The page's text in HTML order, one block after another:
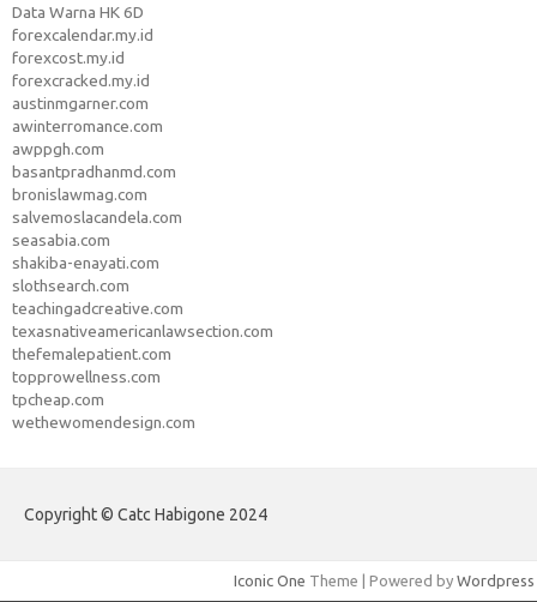
Data Warna HK 6D
forexcalendar.my.id
forexcost.my.id
forexcracked.my.id
austinmgarner.com
awinterromance.com
awppgh.com
basantpradhanmd.com
bronislawmag.com
salvemoslacandela.com
seasabia.com
shakiba-enayati.com
slothsearch.com
teachingadcreative.com
texasnativeamericanlawsection.com
thefemalepatient.com
topprowellness.com
tpcheap.com
wethewomendesign.com
Copyright © Catc Habigone 2024
Iconic One Theme | Powered by Wordpress